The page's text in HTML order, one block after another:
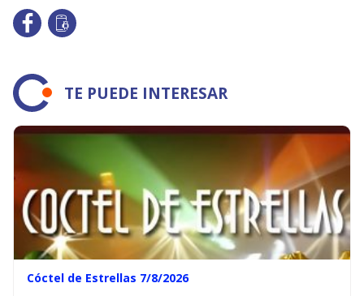
TE PUEDE INTERESAR
Cóctel de Estrellas 7/8/2026